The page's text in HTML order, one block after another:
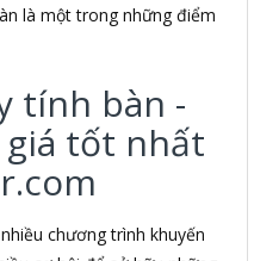
là một trong những điểm
tính bàn -
giá tốt nhất
chương trình khuyến